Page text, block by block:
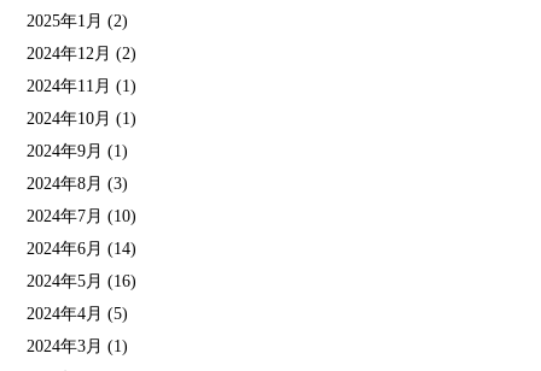
2025年1月 (2)
2024年12月 (2)
2024年11月 (1)
2024年10月 (1)
2024年9月 (1)
2024年8月 (3)
2024年7月 (10)
2024年6月 (14)
2024年5月 (16)
2024年4月 (5)
2024年3月 (1)